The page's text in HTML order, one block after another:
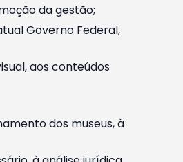
da gestão;
Governo Federal,
aos conteúdos
dos museus, à